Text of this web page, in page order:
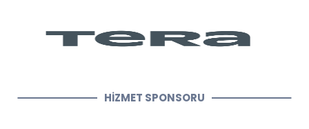
HİZMET SPONSORU